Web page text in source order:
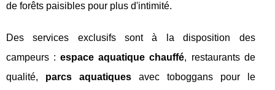
de forêts paisibles pour plus d'intimité.
Des services exclusifs sont à la disposition des
campeurs :espace aquatique chauffé, restaurants de
qualité, parcs aquatiquesavec toboggans pour le